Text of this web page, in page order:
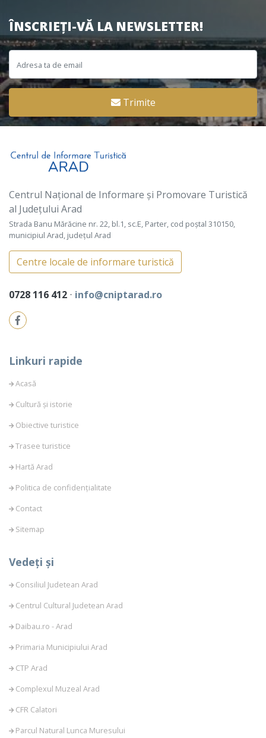
ÎNSCRIEȚI-VĂ LA NEWSLETTER!
Trimite
Centrul Național de Informare și Promovare Turistică
al Județului Arad
Strada Banu Mărăcine nr. 22, bl.1, sc.E, Parter, cod poștal 310150,
municipiul Arad, județul Arad
Centre locale de informare turistică
0728 116 412 ⋅ info@cniptarad.ro
Linkuri rapide
Acasă
Cultură și istorie
Obiective turistice
Trasee turistice
Hartă Arad
Politica de confidențialitate
Contact
Sitemap
Vedeți și
Consiliul Judetean Arad
Centrul Cultural Judetean Arad
Daibau.ro - Arad
Primaria Municipiului Arad
CTP Arad
Complexul Muzeal Arad
CFR Calatori
Parcul Natural Lunca Muresului